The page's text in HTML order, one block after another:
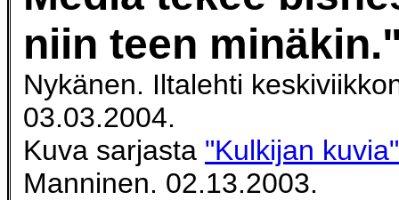
niin teen
Nykänen. Iltalehti
03.03.2004.
Kuva sarjasta "Kulkijan
Manninen. 02.13.2003.